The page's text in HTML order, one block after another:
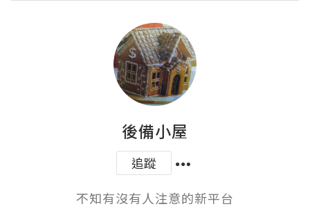
後備小屋
追蹤
不知有沒有人注意的新平台